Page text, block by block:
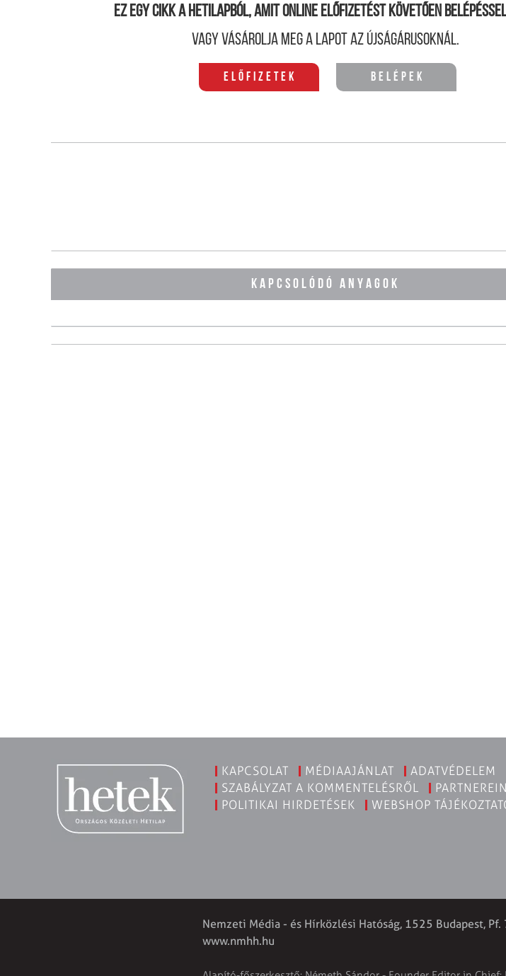
Ez egy cikk a hetilapból, amit online előfizetést követően
Vagy vásárolja meg a lapot az újságárusoknál.
Előfizetek Belépek
KAPCSOLÓDÓ ANYAGOK
KAPCSOLAT MÉDIAAJÁNLAT
ADATVÉDELEM
SZABÁLYZAT A KOMMENTELÉSRŐL
POLITIKAI HIRDETÉSEK
WEBSHOP
Nemzeti Média - és Hírközlési Hatóság, 1525 Budapest,
www.nmhh.hu